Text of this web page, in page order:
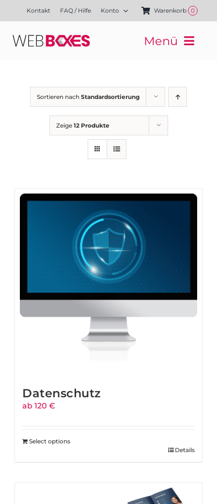
Kontakt FAQ / Hilfe Konto Warenkorb 0
Menü
Kampagnen
Referenzen
Finanzierung
Sortieren nach Standardsortierung
Zeige 12 Produkte
Datenschutz
ab 120 €
Select options
Details